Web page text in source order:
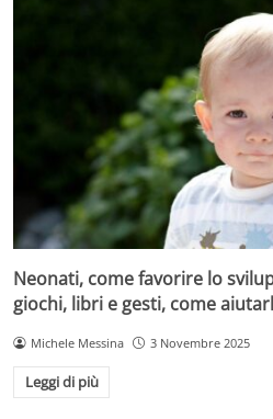
Neonati, come favorire lo
giochi, libri e gesti, come
Michele Messina 3 Novembre 2025
Leggi di più